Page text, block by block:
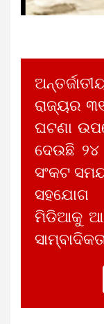
ରାଜ୍ୟର
ଘଟଣା
ଦେଉଛି
ସଂକଟ
ସହଯୋଗ
ମିଡିଆକୁ